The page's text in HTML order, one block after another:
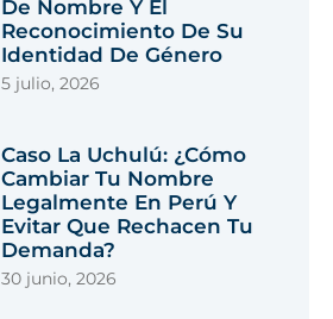
De Nombre Y El
Reconocimiento De Su
Identidad De Género
5 julio, 2026
Caso La Uchulú: ¿cómo
Cambiar Tu Nombre
Legalmente En Perú Y
Evitar Que Rechacen Tu
Demanda?
30 junio, 2026